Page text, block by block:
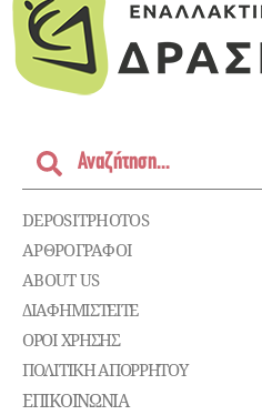
DEPOSITPHOTOS
ΑΡΘΡΟΓΡΑΦΟΙ
ABOUT US
ΔΙΑΦΗΜΙΣΤΕΊΤΕ
ΌΡΟΙ ΧΡΉΣΗΣ
ΠΟΛΙΤΙΚΉ ΑΠΟΡΡΉΤΟΥ
ΕΠΙΚΟΙΝΩΝΊΑ